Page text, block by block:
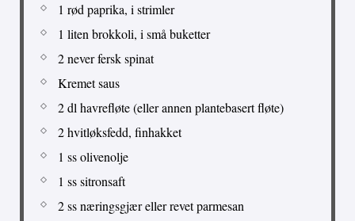
1 rød paprika, i strimler
1 liten brokkoli, i små buketter
2 never fersk spinat
Kremet saus
2 dl havrefløte (eller annen plantebasert fløte)
2 hvitløksfedd, finhakket
1 ss olivenolje
1 ss sitronsaft
2 ss næringsgjær eller revet parmesan